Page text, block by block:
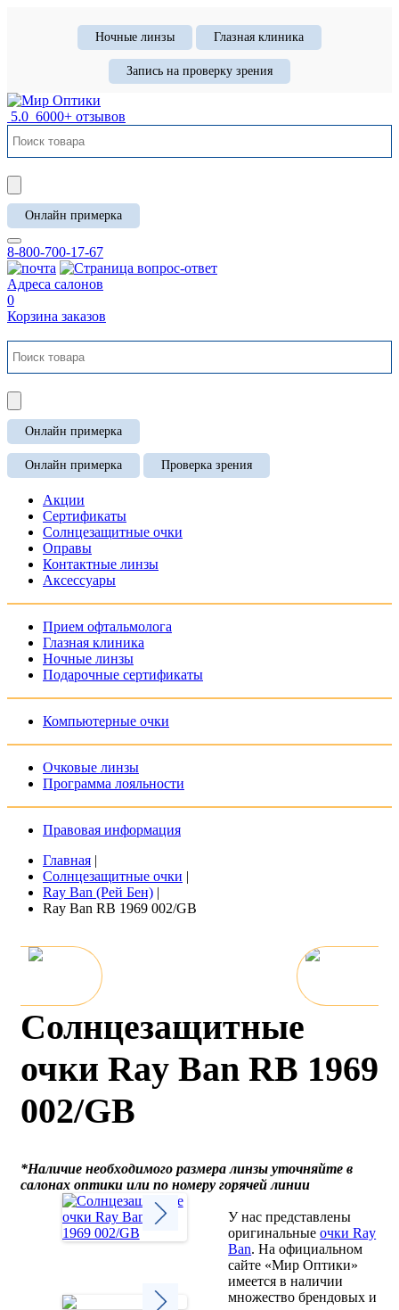
Ночные линзы Глазная клиника
Запись на проверку зрения
5.0 6000+ отзывов
Онлайн примерка
8-800-700-17-67
Адреса салонов
0
Корзина заказов
Онлайн примерка
Онлайн примерка Проверка зрения
Акции
Сертификаты
Солнцезащитные очки
Оправы
Контактные линзы
Аксессуары
Прием офтальмолога
Глазная клиника
Ночные линзы
Подарочные сертификаты
Компьютерные очки
Очковые линзы
Программа лояльности
Правовая информация
Главная |
Солнцезащитные очки |
Ray Ban (Рей Бен) |
Ray Ban RB 1969 002/GB
Солнцезащитные
очки Ray Ban RB 1969
002/GB
*Наличие необходимого размера линзы уточняйте в
салонах оптики или по номеру горячей линии
У нас представлены
оригинальныеочки Ray
Ban. На официальном
сайте «Мир Оптики»
имеется в наличии
множество брендовых и